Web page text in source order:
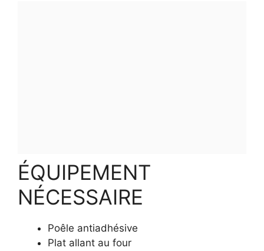
ÉQUIPEMENT
NÉCESSAIRE
Poêle antiadhésive
Plat allant au four